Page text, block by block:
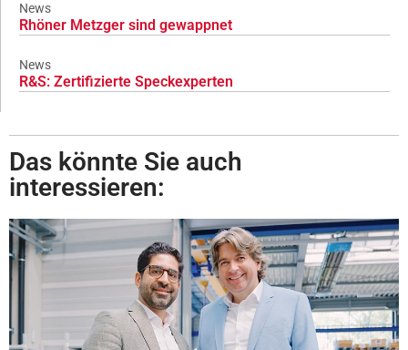
News
Rhöner Metzger sind gewappnet
News
R&S: Zertifizierte Speckexperten
Das könnte Sie auch
interessieren: